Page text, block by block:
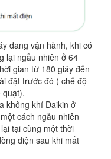
đang vận hành, khi có
lại ngẫu nhiên ở 64
gian từ 180 giây đến
đặt trước đó ( chế độ
quạt).
không khí Daikin ở
cách ngẫu nhiên
tại cùng một thời
điện sau khi mất